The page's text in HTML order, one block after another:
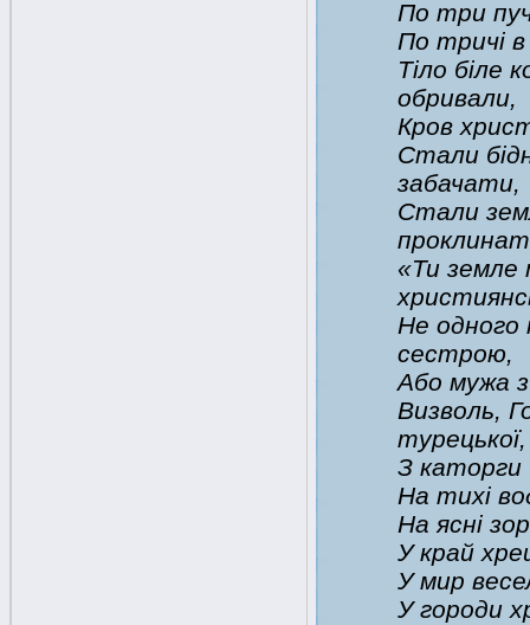
По три
По тричі в
Тіло біле
обривали,
Кров
Стали
забачати,
Стали
«Ти земле
Не
сестрою,
Або мужа
Визволь,
турецької,
З каторги
На тихі
На ясні
У край
У мир
У городи